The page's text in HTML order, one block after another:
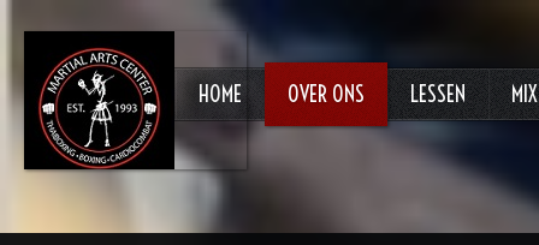
HOME OVER ONS LESSEN